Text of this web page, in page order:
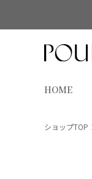
HOME
ショップTOP